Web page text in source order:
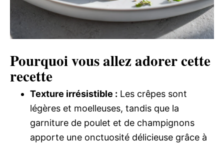
Pourquoi vous allez adorer cette
recette
Texture irrésistible : Les crêpes sont
légères et moelleuses, tandis que la
garniture de poulet et de champignons
apporte une onctuosité délicieuse grâce à